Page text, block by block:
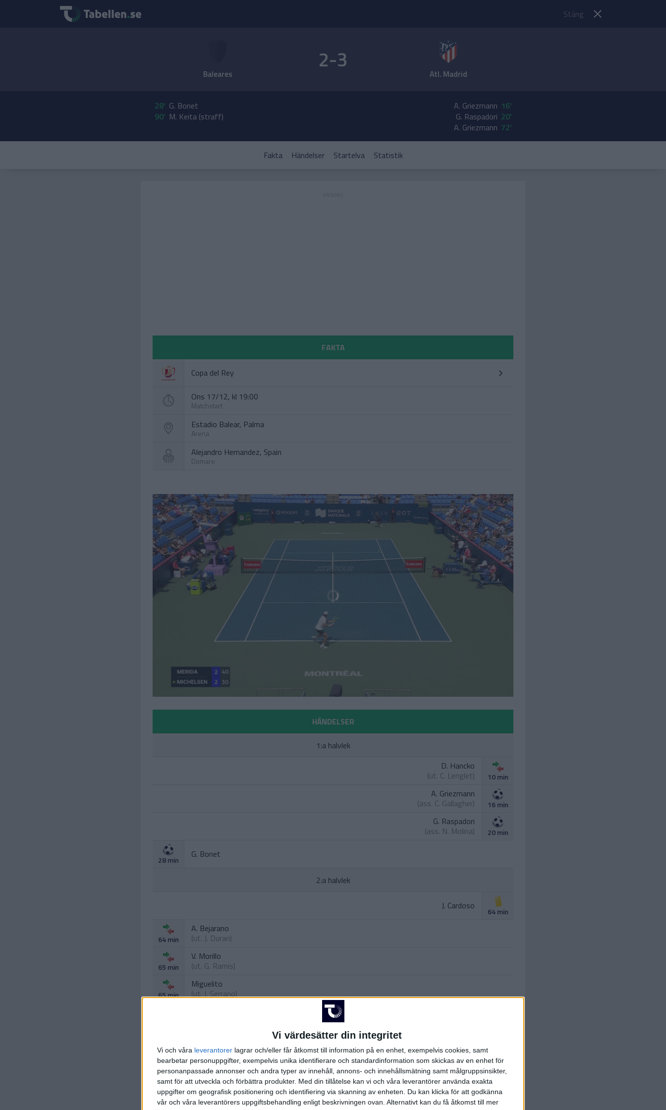
Vi värdesätter din integritet
Vi och våra leverantorer lagrar och/eller får åtkomst till information på en enhet, exempelvis cookies, samt
bearbetar personuppgifter, exempelvis unika identifierare och standardinformation som skickas av en enhet för
personanpassade annonser och andra typer av innehåll, annons- och innehållsmätning samt målgruppsinsikter,
samt för att utveckla och förbättra produkter. Med din tillåtelse kan vi och våra leverantörer använda exakta
uppgifter om geografisk positionering och identifiering via skanning av enheten. Du kan klicka för att godkänna
vår och våra leverantörers uppgiftsbehandling enligt beskrivningen ovan. Alternativt kan du få åtkomst till mer
Stäng
Baleares 2-3 Atl. Madrid
28' G. Bonet
90' M. Keita (straff)
A. Griezmann 16'
G. Raspadori 20'
A. Griezmann 72'
Fakta Händelser Startelva Statistik
FAKTA
Copa del Rey
Ons 17/12, kl 19:00
Matchstart
Estadio Balear, Palma
Arena
Alejandro Hernandez, Spain
Domare
HÄNDELSER
1:a halvlek
D. Hancko
(ut. C. Lenglet) 10 min
A. Griezmann
(ass. C. Gallagher) 16 min
G. Raspadori
(ass. N. Molina) 20 min
28 min
G. Bonet
2:a halvlek
J. Cardoso
64 min
64 min
A. Bejarano
(ut. J. Duran)
65 min
V. Morillo
(ut. G. Ramis)
65 min
Miguelito
(ut.I. Serrano)
(ut.J. Cardoso ) 66 min
P. Barrios
(ut.C. Gallagher) 66 min
A. Griezmann
(ass.J. Galan) 72 min